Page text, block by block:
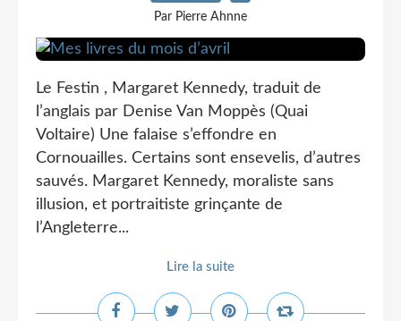
Par Pierre Ahnne
Le Festin , Margaret Kennedy, traduit de
l’anglais par Denise Van Moppès (Quai
Voltaire) Une falaise s’effondre en
Cornouailles. Certains sont ensevelis, d’autres
sauvés. Margaret Kennedy, moraliste sans
illusion, et portraitiste grinçante de
l’Angleterre...
Lire la suite